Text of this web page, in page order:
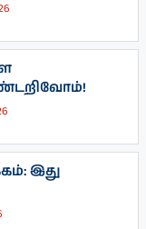
இது